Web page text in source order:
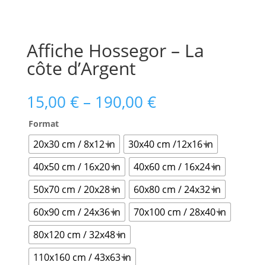
Affiche Hossegor – La
côte d’Argent
15,00 €– 190,00 €
Format
20x30 cm / 8x12 in
30x40 cm /12x16 in
40x50 cm / 16x20 in
40x60 cm / 16x24 in
50x70 cm / 20x28 in
60x80 cm / 24x32 in
60x90 cm / 24x36 in
70x100 cm / 28x40 in
80x120 cm / 32x48 in
110x160 cm / 43x63 in